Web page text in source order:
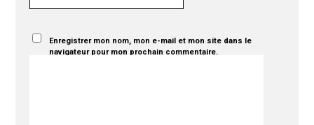
Enregistrer mon nom, mon e-mail et mon site dans le
navigateur pour mon prochain commentaire.